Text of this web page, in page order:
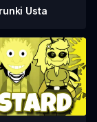
Usta